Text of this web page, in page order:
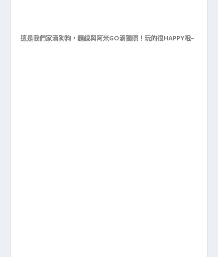
這是我們家滴狗狗，麵線與阿米GO滴獨照！玩的很HAPPY哦~